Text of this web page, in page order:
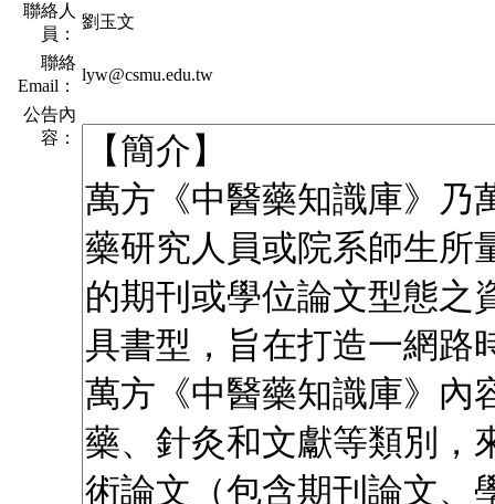
聯絡人
員：
劉玉文
聯絡
Email：
lyw@csmu.edu.tw
公告內
容：